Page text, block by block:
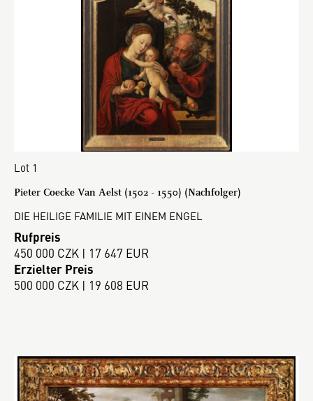
Lot 1
Pieter Coecke Van Aelst (1502 - 1550) (Nachfolger)
DIE HEILIGE FAMILIE MIT EINEM ENGEL
Rufpreis
450 000 CZK | 17 647 EUR
Erzielter Preis
500 000 CZK | 19 608 EUR